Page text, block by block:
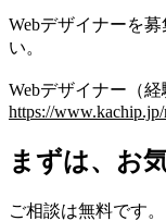
Webデザイナーを
い。
Webデザイナー（
https://
まずは、お
ご相談は無料です